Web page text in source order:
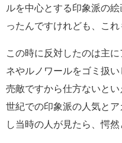
ルを中心とする印象派の
ったんですけれども、これ
この時に反対したのは主
ネやルノワールをゴミ扱
売敵ですから仕方ないと
世紀での印象派の人気と
し当時の人が見たら、愕然